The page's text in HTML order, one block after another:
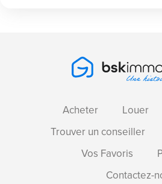
Acheter Louer
Trouver un conseiller
Vos Favoris
Contactez-